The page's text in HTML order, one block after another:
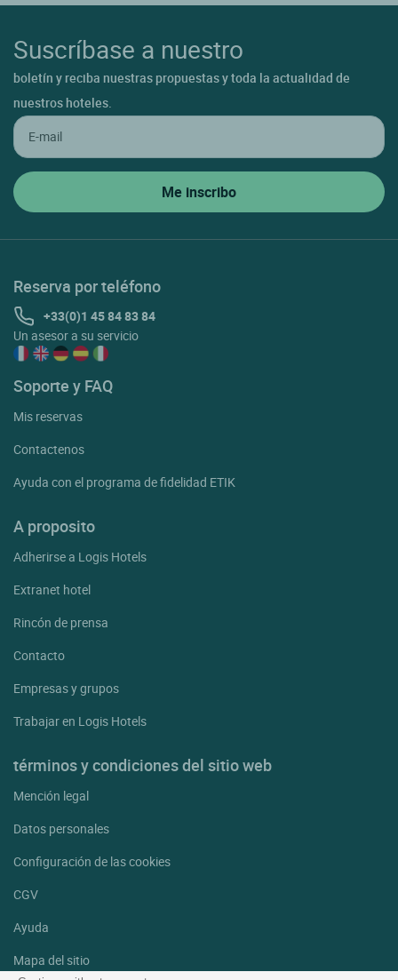
Suscríbase a nuestro
boletín y reciba nuestras propuestas y toda la actualidad de
nuestros hoteles.
Reserva por teléfono
+33(0)1 45 84 83 84
Un asesor a su servicio
Soporte y FAQ
Mis reservas
Contactenos
Ayuda con el programa de fidelidad ETIK
A proposito
Adherirse a Logis Hotels
Extranet hotel
Rincón de prensa
Contacto
Empresas y grupos
Trabajar en Logis Hotels
términos y condiciones del sitio web
Mención legal
Datos personales
Configuración de las cookies
CGV
Ayuda
Mapa del sitio